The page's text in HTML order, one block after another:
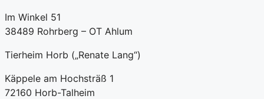
Im Winkel 51
38489 Rohrberg – OT Ahlum
Tierheim Horb („Renate Lang“)
Käppele am Hochsträß 1
72160 Horb-Talheim